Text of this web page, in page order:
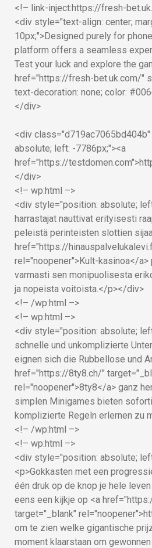
<!– link-inject:https://fresh-
<div style="text-align: center;
10px;">Designed purely for
platform offers a seamless
Test your luck and explore the
href="https://fresh-bet.uk.com/"
text-decoration: none; color:
</div>
<div
absolute; left: -7786px;"><a
href="https://
</div>
<!– wp:html –>
<div style="position: absolute;
harrastajat nauttivat erityisesti
peleistä perinteisten slottien
href="https://
rel="noopener">Kult-kasinoa</
varmasti sen monipuolisesta
ja nopeista voitoista.</p></div>
<!– /wp:html –>
<!– wp:html –>
<div style="position: absolute;
schnelle und unkomplizierte
eignen sich die Rubbellose und
href="https://8ty8.ch/"
rel="noopener">8ty8</a> ganz
simplen Minigames bieten
komplizierte Regeln erlernen zu
<!– /wp:html –>
<!– wp:html –>
<div style="position: absolute;
<p>Gokkasten met een
één druk op de knop je hele
eens een kijkje op <a
target="_blank"
om te zien welke gigantische
moment klaarstaan om